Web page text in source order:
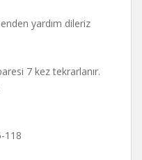
yardım dileriz
7 kez tekrarlanır.
118